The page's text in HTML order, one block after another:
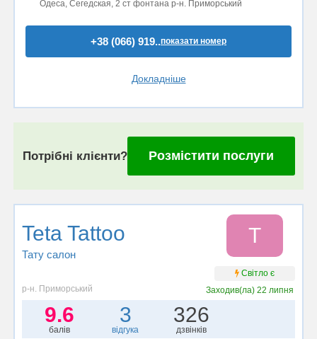
Одеса, Сегедская, 2 ст фонтана р-н. Приморський
+38 (066) 919..показати номер
Докладніше
Потрібні клієнти? Розмістити послуги
Teta Tattoo
Тату салон
T
Світло є
р-н. Приморський
Заходив(ла) 22 липня
9.6
балів
3
відгука
326
дзвінків